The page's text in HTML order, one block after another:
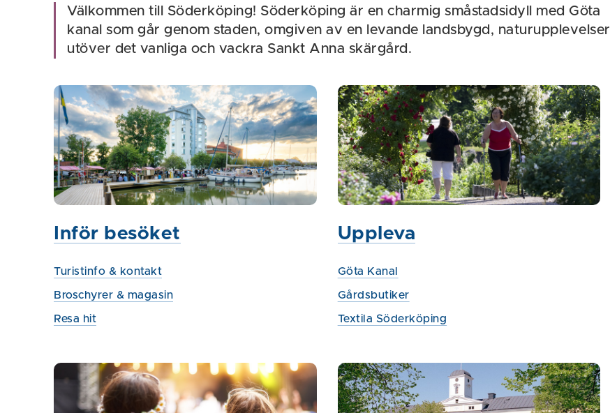
Välkommen till Söderköping! Söderköping är en charmig småstadsidyll med Göta
kanal som går genom staden, omgiven av en levande landsbygd, naturupplevelser
utöver det vanliga och vackra Sankt Anna skärgård.
Inför besöket
Turistinfo & kontakt
Broschyrer & magasin
Resa hit
Uppleva
Göta Kanal
Gårdsbutiker
Textila Söderköping